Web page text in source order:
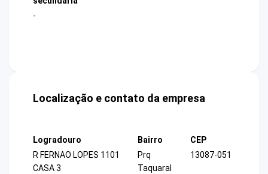
-
Localização e contato da empresa
Logradouro
R FERNAO LOPES 1101
CASA 3
Bairro
Prq
Taquaral
CEP
13087-051